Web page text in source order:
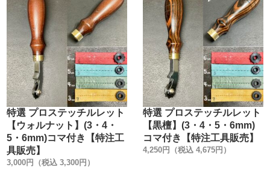
3. ボディーに【人差し指を置ける部分】を作る事。
ボディーのアール部分に人差し指を置ける突起を作りまし
た。
回転する尖ったコマで、指先を切るなどのけがを避け、作
業性の良い工具を目指しました。
4. コマの【色を変える】事。
コマの色を2種類 (黒/ グレー)に分けました。
コマの色でピッチのサイズが判別しやすくしました。
・
下記が特徴です。
特選 プロステッチルレット
【ウォルナット】(3・4・
5・6mm)コマ付き【特注工
具販売】
3,000円（税込 3,300円）
特選 プロステッチルレット
【黒檀】(3・4・5・6mm)
コマ付き【特注工具販売】
4,250円（税込 4,675円）